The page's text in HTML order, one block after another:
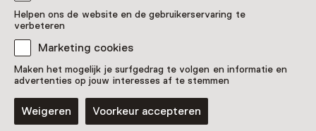
Helpen ons de website en de gebruikerservaring te
verbeteren
Marketing cookies
Maken het mogelijk je surfgedrag te volgen en informatie en
advertenties op jouw interesses af te stemmen
Weigeren Voorkeur accepteren
Vaste collectie
Galerij Prins Willem V